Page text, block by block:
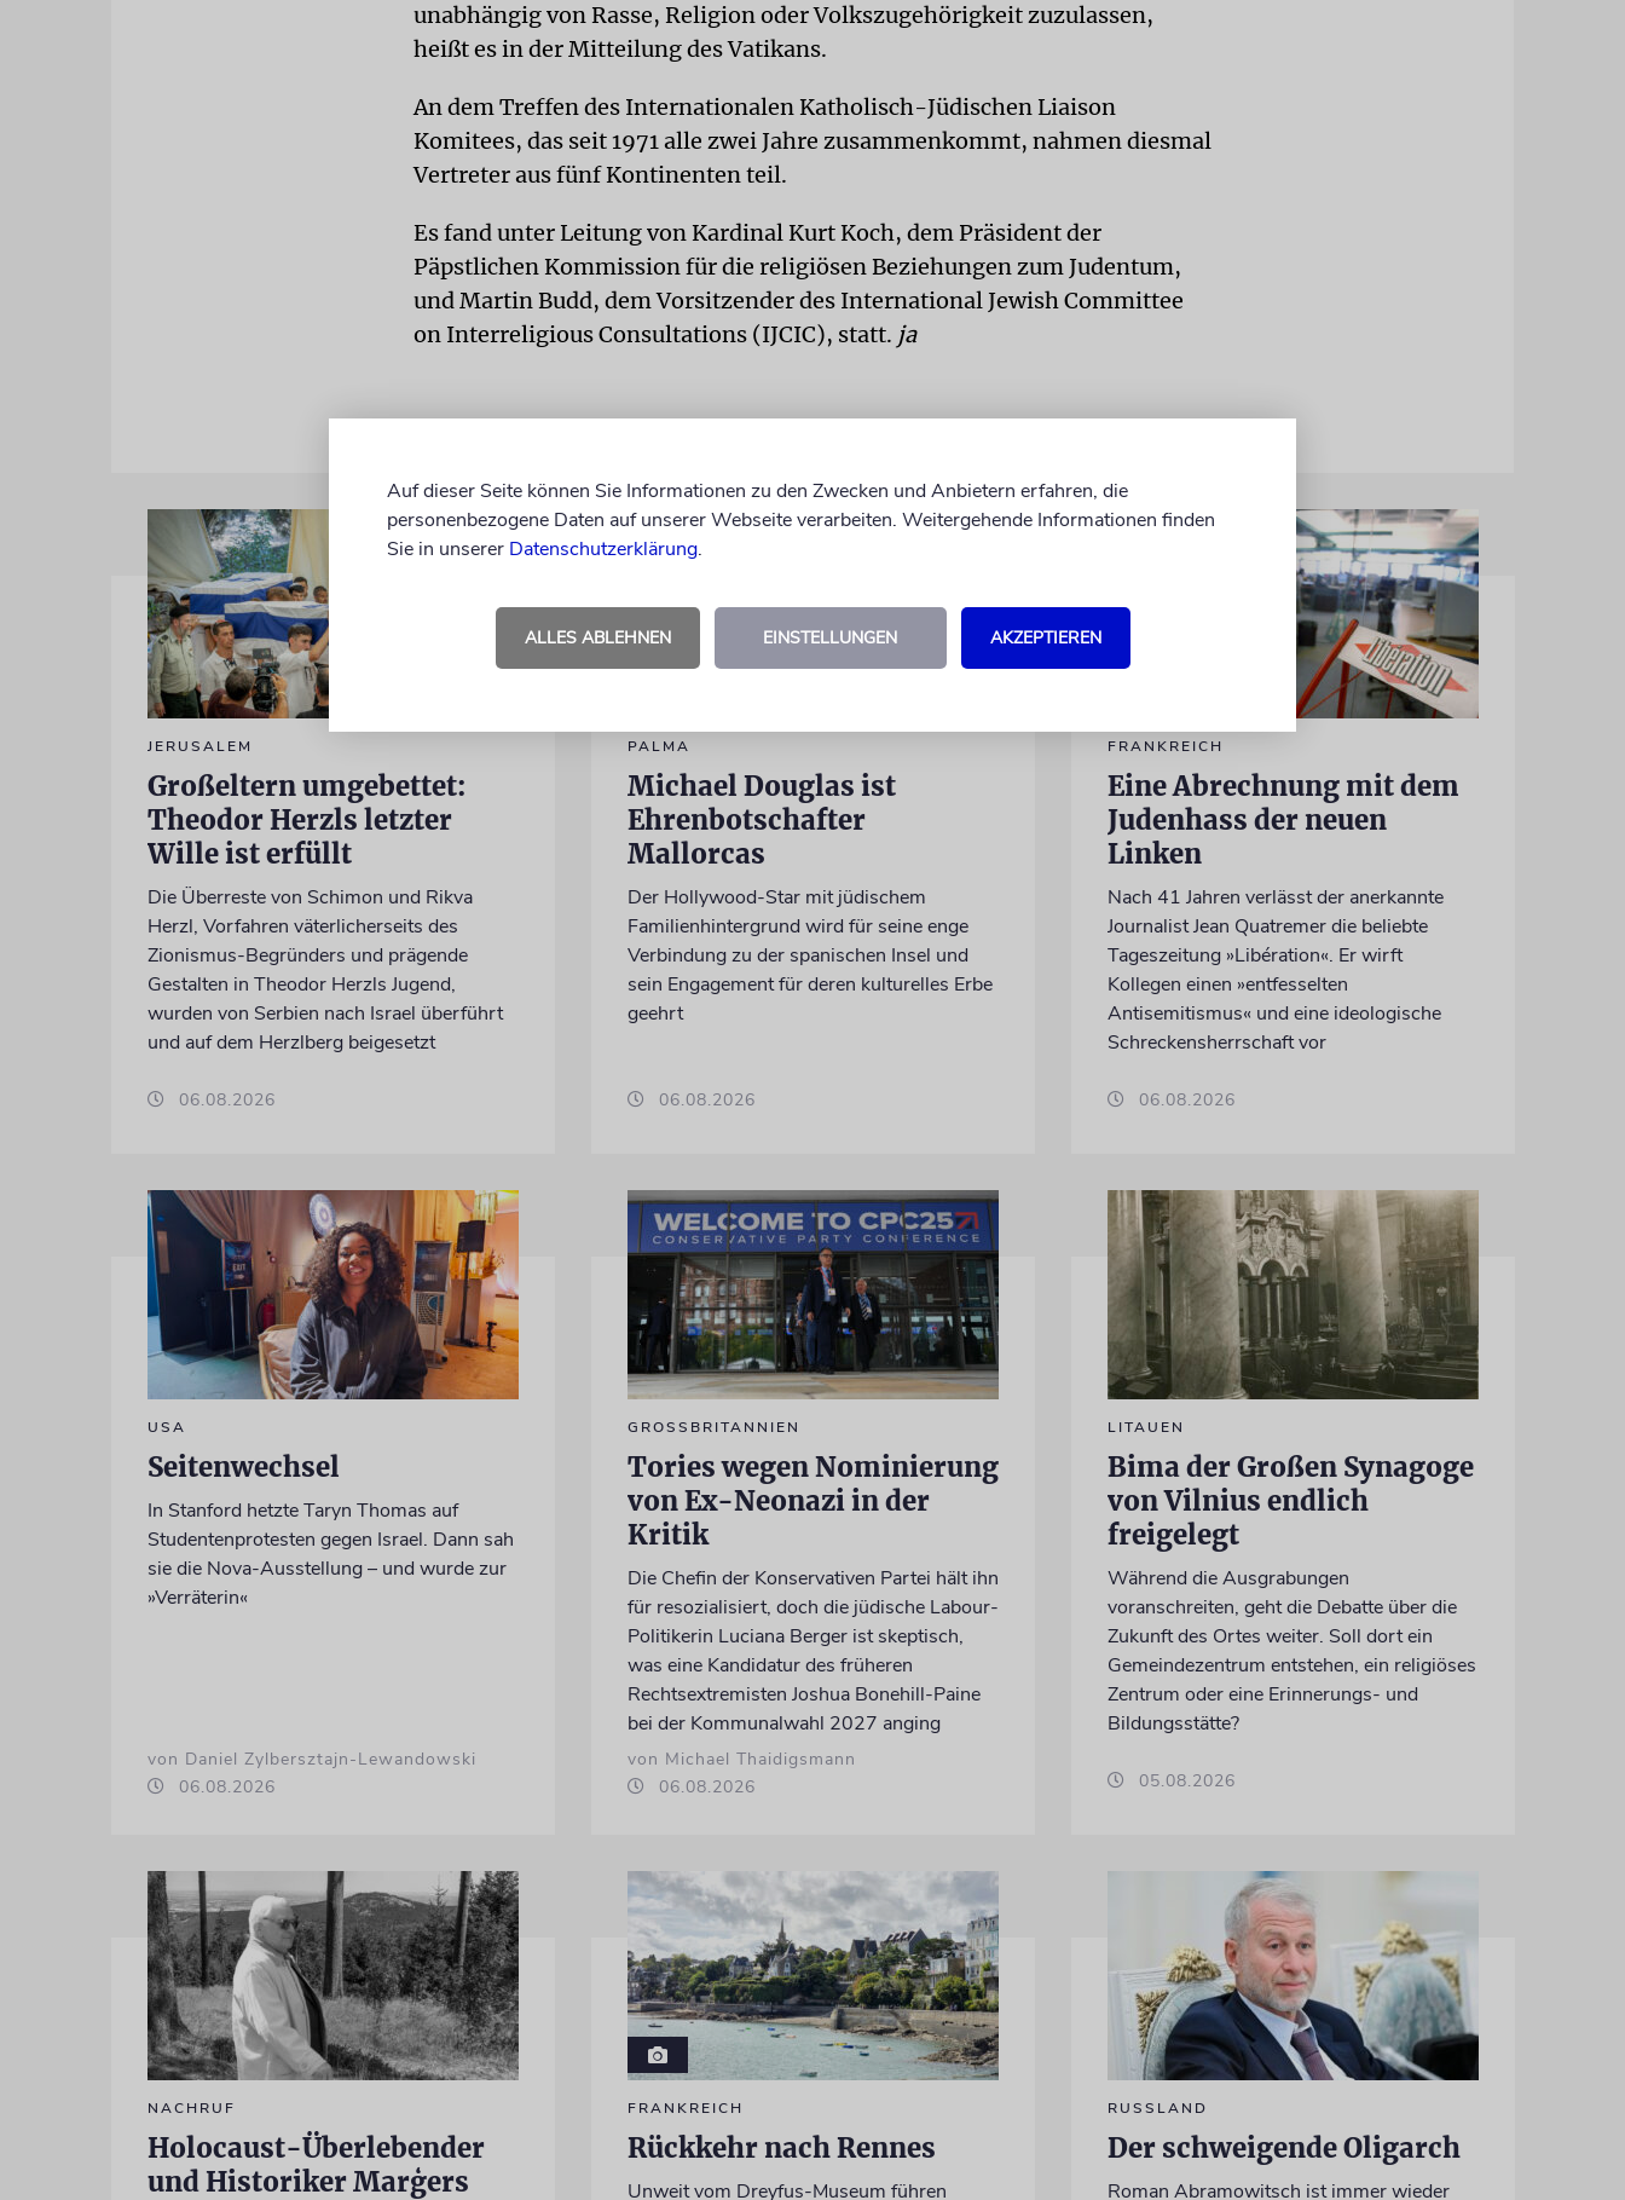
unabhängig von Rasse, Religion oder Volkszugehörigkeit zuzulassen,
heißt es in der Mitteilung des Vatikans.
An dem Treffen des Internationalen Katholisch-Jüdischen Liaison
Komitees, das seit 1971 alle zwei Jahre zusammenkommt, nahmen diesmal
Vertreter aus fünf Kontinenten teil.
Es fand unter Leitung von Kardinal Kurt Koch, dem Präsident der
Päpstlichen Kommission für die religiösen Beziehungen zum Judentum,
und Martin Budd, dem Vorsitzender des International Jewish Committee
on Interreligious Consultations (IJCIC), statt. ja
JERUSALEM
Großeltern umgebettet:
Theodor Herzls letzter
Wille ist erfüllt
Die Überreste von Schimon und Rikva
Herzl, Vorfahren väterlicherseits des
Zionismus-Begründers und prägende
Gestalten in Theodor Herzls Jugend,
wurden von Serbien nach Israel überführt
und auf dem Herzlberg beigesetzt
06.08.2026
PALMA
Michael Douglas ist
Ehrenbotschafter
Mallorcas
Der Hollywood-Star mit jüdischem
Familienhintergrund wird für seine enge
Verbindung zu der spanischen Insel und
sein Engagement für deren kulturelles Erbe
geehrt
06.08.2026
FRANKREICH
Eine Abrechnung mit dem
Judenhass der neuen
Linken
Nach 41 Jahren verlässt der anerkannte
Journalist Jean Quatremer die beliebte
Tageszeitung »Libération«. Er wirft
Kollegen einen »entfesselten
Antisemitismus« und eine ideologische
Schreckensherrschaft vor
06.08.2026
USA
Seitenwechsel
In Stanford hetzte Taryn Thomas auf
Studentenprotesten gegen Israel. Dann sah
sie die Nova-Ausstellung – und wurde zur
»Verräterin«
von Daniel Zylbersztajn-Lewandowski
06.08.2026
GROSSBRITANNIEN
Tories wegen Nominierung
von Ex-Neonazi in der
Kritik
Die Chefin der Konservativen Partei hält ihn
für resozialisiert, doch die jüdische Labour-
Politikerin Luciana Berger ist skeptisch,
was eine Kandidatur des früheren
Rechtsextremisten Joshua Bonehill-Paine
bei der Kommunalwahl 2027 anging
von Michael Thaidigsmann
06.08.2026
LITAUEN
Bima der Großen Synagoge
von Vilnius endlich
freigelegt
Während die Ausgrabungen
voranschreiten, geht die Debatte über die
Zukunft des Ortes weiter. Soll dort ein
Gemeindezentrum entstehen, ein religiöses
Zentrum oder eine Erinnerungs- und
Bildungsstätte?
05.08.2026
NACHRUF
Holocaust-Überlebender
und Historiker Marģers
FRANKREICH
Rückkehr nach Rennes
Unweit vom Dreyfus-Museum führen
RUSSLAND
Der schweigende Oligarch
Roman Abramowitsch ist immer wieder
Auf dieser Seite können Sie Informationen zu den Zwecken und Anbietern erfahren, die
personenbezogene Daten auf unserer Webseite verarbeiten. Weitergehende Informationen finden
Sie in unserer Datenschutzerklärung.
ALLES ABLEHNEN EINSTELLUNGEN AKZEPTIEREN